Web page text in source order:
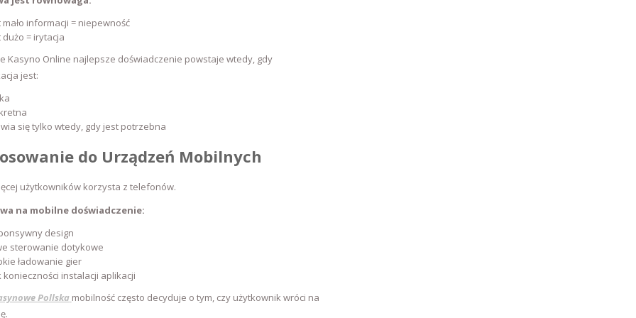
informacji = niepewność
dużo = irytacja
Kasyno Online najlepsze doświadczenie powstaje wtedy, gdy
jest:
się tylko wtedy, gdy jest potrzebna
do Urządzeń Mobilnych
użytkowników korzysta z telefonów.
na mobilne doświadczenie:
design
sterowanie dotykowe
ładowanie gier
konieczności instalacji aplikacji
Pollska mobilność często decyduje o tym, czy użytkownik wróci na